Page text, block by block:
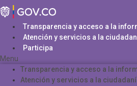
Saltar
al
contenidoTransparencia y acceso a la
Atención y servicios a la
Participa
Menu
Transparencia y acceso a la
Atención y servicios a la